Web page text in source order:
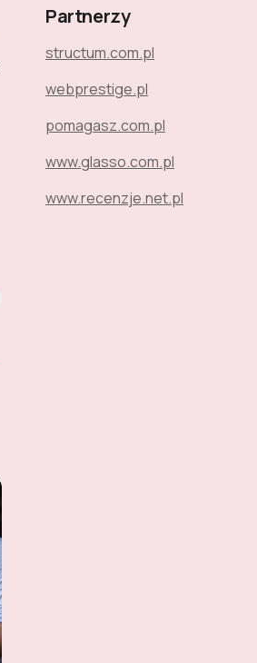
Partnerzy
structum.com.pl
webprestige.pl
pomagasz.com.pl
www.glasso.com.pl
www.recenzje.net.pl